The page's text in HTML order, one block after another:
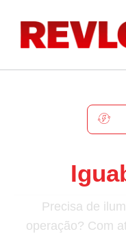
Precisa de
operação? Com